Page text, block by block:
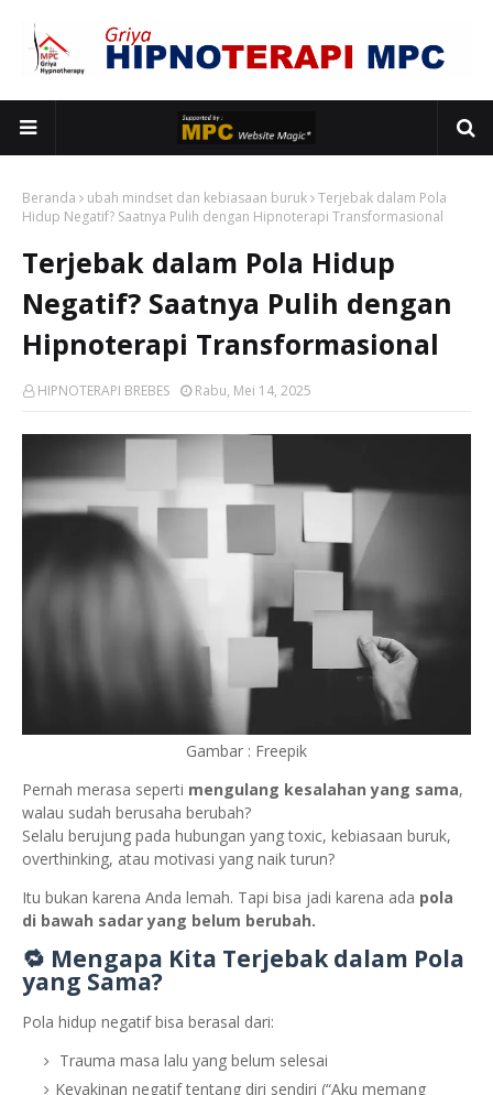
Beranda ubah mindset dan kebiasaan buruk Terjebak dalam Pola
Hidup Negatif? Saatnya Pulih dengan Hipnoterapi Transformasional
Terjebak dalam Pola Hidup
Negatif? Saatnya Pulih dengan
Hipnoterapi Transformasional
HIPNOTERAPI BREBES Rabu, Mei 14, 2025
Gambar : Freepik
Pernah merasa seperti mengulang kesalahan yang sama,
walau sudah berusaha berubah?
Selalu berujung pada hubungan yang toxic, kebiasaan buruk,
overthinking, atau motivasi yang naik turun?
Itu bukan karena Anda lemah. Tapi bisa jadi karena ada pola
di bawah sadar yang belum berubah.
🔁 Mengapa Kita Terjebak dalam Pola
yang Sama?
Pola hidup negatif bisa berasal dari:
Trauma masa lalu yang belum selesai
Keyakinan negatif tentang diri sendiri (“Aku memang